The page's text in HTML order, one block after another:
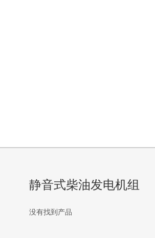
静音式柴油发电机组
没有找到产品